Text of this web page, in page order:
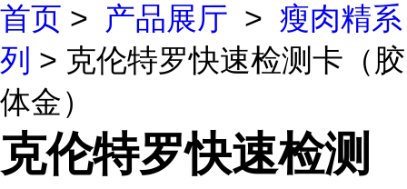
首页 > 产品展厅 > 瘦肉精系
列 > 克伦特罗快速检测卡（胶
体金）
克伦特罗快速检测